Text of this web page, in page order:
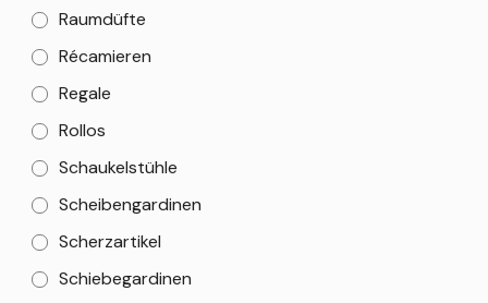
Raumdüfte
Récamieren
Regale
Rollos
Schaukelstühle
Scheibengardinen
Scherzartikel
Schiebegardinen